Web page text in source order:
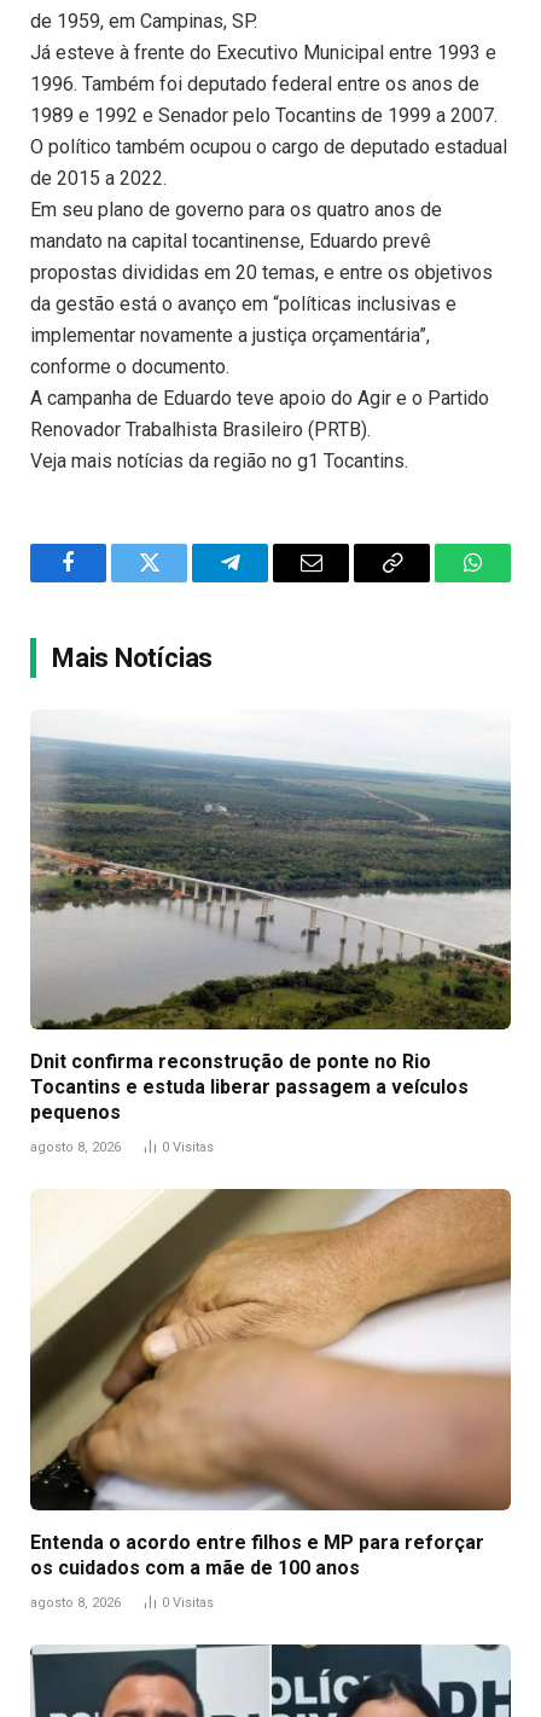
de 1959, em Campinas, SP.
Já esteve à frente do Executivo Municipal entre 1993 e
1996. Também foi deputado federal entre os anos de
1989 e 1992 e Senador pelo Tocantins de 1999 a 2007.
O político também ocupou o cargo de deputado estadual
de 2015 a 2022.
Em seu plano de governo para os quatro anos de
mandato na capital tocantinense, Eduardo prevê
propostas divididas em 20 temas, e entre os objetivos
da gestão está o avanço em “políticas inclusivas e
implementar novamente a justiça orçamentária”,
conforme o documento.
A campanha de Eduardo teve apoio do Agir e o Partido
Renovador Trabalhista Brasileiro (PRTB).
Veja mais notícias da região no g1 Tocantins.
FacebookTwitter TelegramEmail
Copy
Mais Notícias
Dnit confirma reconstrução de ponte no Rio
Tocantins e estuda liberar passagem a veículos
pequenos
agosto 8, 2026 0 Visitas
Entenda o acordo entre filhos e MP para reforçar
os cuidados com a mãe de 100 anos
agosto 8, 2026 0 Visitas